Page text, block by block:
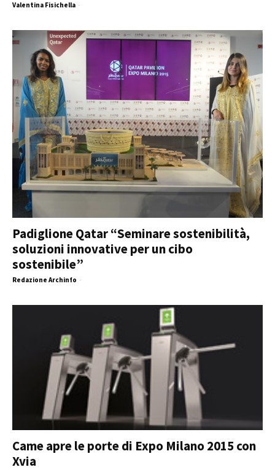
Valentina Fisichella -
Padiglione Qatar “Seminare sostenibilità,
soluzioni innovative per un cibo
sostenibile”
Redazione Archinfo -
Came apre le porte di Expo Milano 2015 con
Xvia